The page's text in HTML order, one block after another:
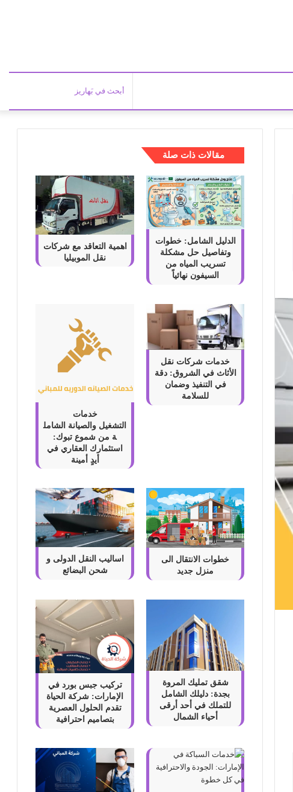
مقالات ذات صلة
الدليل الشامل: خطوات
وتفاصيل حل مشكلة
تسريب المياه من
السيفون نهائياً
اهمية التعاقد مع شركات
نقل الموبيليا
خدمات شركات نقل
الأثاث في الشروق: دقة
في التنفيذ وضمان
للسلامة
خدمات
التشغيل والصيانة الشامل
ة من شموع تبوك:
استثمارك العقاري في
أيدٍ أمينة
خطوات الانتقال الى
منزل جديد
اساليب النقل الدولى و
شحن البضائع
شقق تمليك المروة
بجدة: دليلك الشامل
للتملك في أحد أرقى
أحياء الشمال
تركيب جبس بورد في
الإمارات: شركة الحياة
تقدم الحلول العصرية
بتصاميم احترافية